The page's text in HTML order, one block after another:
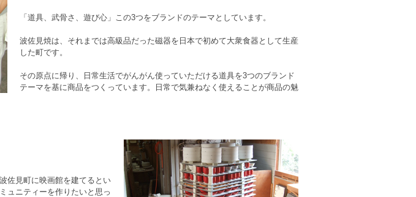
「道具、武骨さ、遊び心」この3つをブランドのテーマとしています。
波佐見焼は、それまでは高級品だった磁器を日本で初めて大衆食器として生産
した町です。
その原点に帰り、日常生活でがんがん使っていただける道具を3つのブランド
テーマを基に商品をつくっています。日常で気兼ねなく使えることが商品の魅
佐見町に映画館を建てるとい
ュニティーを作りたいと思っ